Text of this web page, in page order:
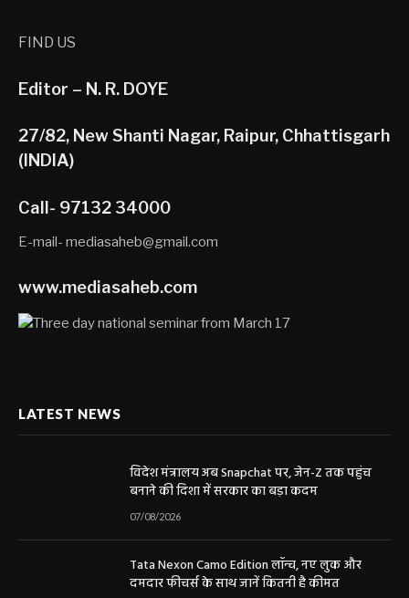
FIND US
Editor – N. R. DOYE
27/82, New Shanti Nagar, Raipur, Chhattisgarh
(INDIA)
Call- 97132 34000
E-mail- mediasaheb@gmail.com
www.mediasaheb.com
LATEST NEWS
विदेश मंत्रालय अब Snapchat पर, जेन-Z तक पहुंच
बनाने की दिशा में सरकार का बड़ा कदम
07/08/2026
Tata Nexon Camo Edition लॉन्च, नए लुक और
दमदार फीचर्स के साथ जानें कितनी है कीमत